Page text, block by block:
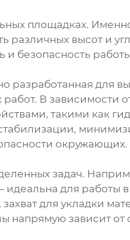
площадках.
различных высот и
безопасность
разработанная для
В зависимости
такими как
окружающих.
задач.
для работы
для укладки
напрямую зависит от